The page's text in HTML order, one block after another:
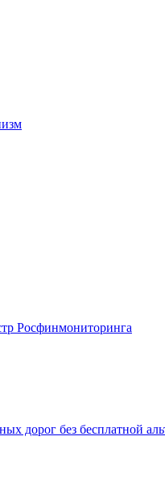
Росфинмониторинга
дорог без бесплатной